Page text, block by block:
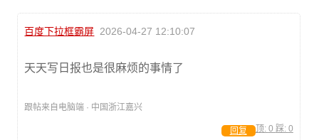
百度下拉框霸屏 2026-04-27 12:10:07
天天写日报也是很麻烦的事情了
跟帖来自电脑端 · 中国浙江嘉兴
顶: 0 踩: 0
回复